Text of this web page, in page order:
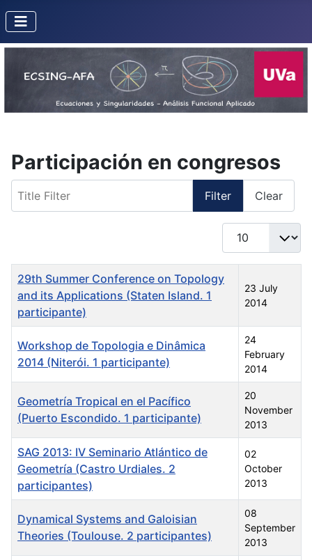
Participación en congresos
Filter Clear
Display #
Title Created Date
29th Summer Conference on Topology
and its Applications (Staten Island. 1
participante)
23 July
2014
Workshop de Topologia e Dinâmica
2014 (Niterói. 1 participante)
24
February
2014
Geometría Tropical en el Pacífico
(Puerto Escondido. 1 participante)
20
November
2013
SAG 2013: IV Seminario Atlántico de
Geometría (Castro Urdiales. 2
participantes)
02
October
2013
Dynamical Systems and Galoisian
Theories (Toulouse. 2 participantes)
08
September
2013